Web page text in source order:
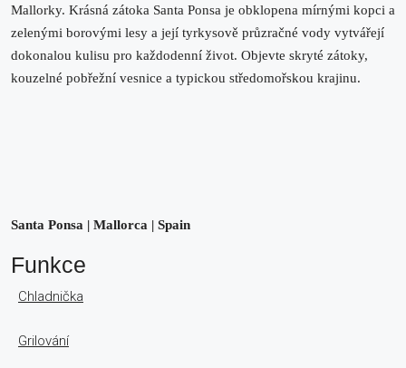
Mallorky. Krásná zátoka Santa Ponsa je obklopena mírnými kopci a
zelenými borovými lesy a její tyrkysově průzračné vody vytvářejí
dokonalou kulisu pro každodenní život. Objevte skryté zátoky,
kouzelné pobřežní vesnice a typickou středomořskou krajinu.
Santa Ponsa | Mallorca | Spain
Funkce
Chladnička
Grilování